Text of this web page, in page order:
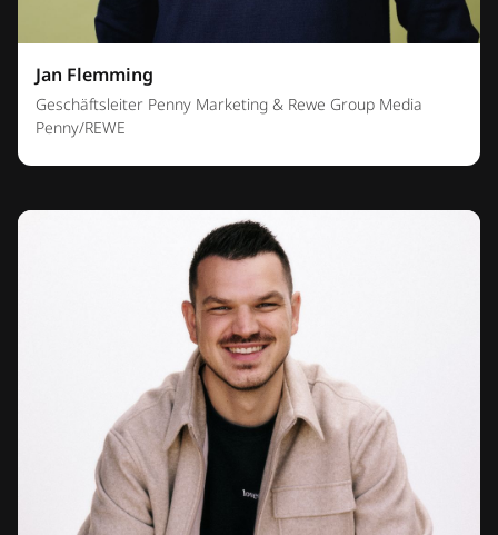
Jan Flemming
Geschäftsleiter Penny Marketing & Rewe Group Media
Penny/REWE